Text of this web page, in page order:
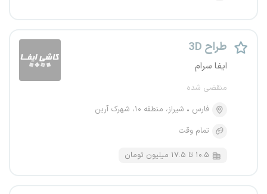
طراح 3D
ایفا سرام
منقضی شده
فارس
شیراز، منطقه ۱۰، شهرک آرین
تمام وقت
۱۰.۵ تا ۱۷.۵ میلیون تومان